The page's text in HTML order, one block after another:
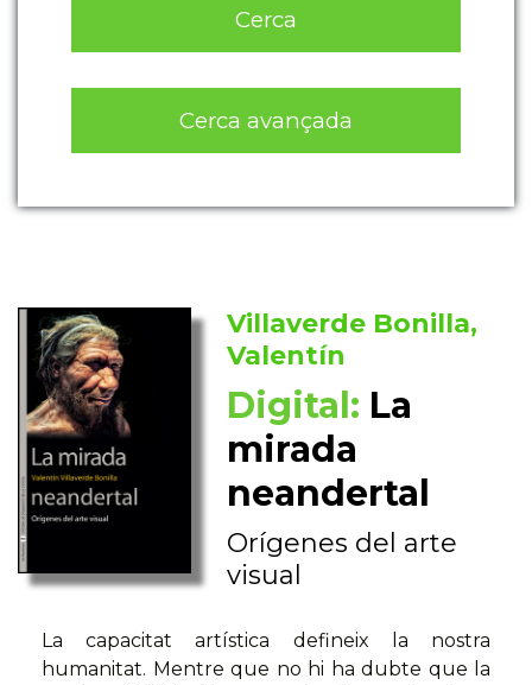
Cerca
Cerca avançada
Villaverde Bonilla,
Valentín
Digital: La
mirada
neandertal
Orígenes del arte
visual
La capacitat artística defineix la nostra
humanitat. Mentre que no hi ha dubte que la